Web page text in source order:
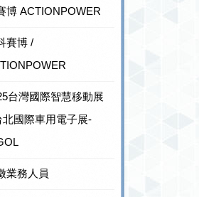
博 ACTIONPOWER
賽博 /
台灣國際智慧移動展
北國際車用電子展-
業務人員